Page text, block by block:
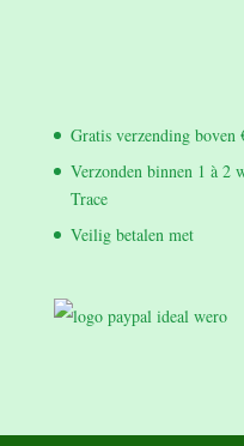
Gratis verzending boven
Verzonden binnen 1 à 2
Trace
Veilig betalen met